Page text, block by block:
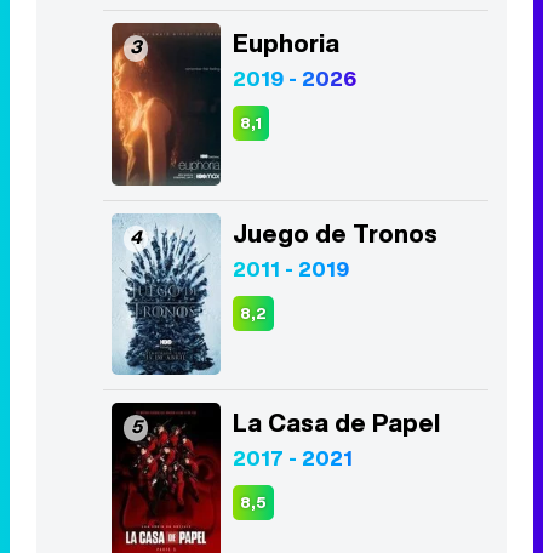
3 Euphoria
2019 - 2026
8,1
4 Juego de Tronos
2011 - 2019
8,2
5 La Casa de Papel
2017 - 2021
8,5